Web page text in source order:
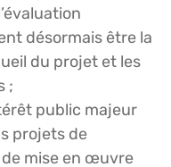
désormais être la
du projet et les
;
public majeur
projets de
mise en œuvre